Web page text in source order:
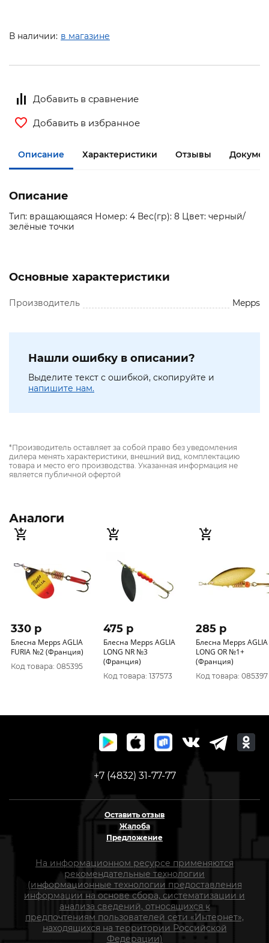
В наличии: в магазине
Добавить в сравнение
Добавить в избранное
Описание Характеристики Отзывы
Описание
Тип: вращающаяся Номер: 4 Вес(гр): 8 Цвет: черный/
зелёные точки
Основные характеристики
Производитель Mepps
Нашли ошибку в описании?
Выделите текст с ошибкой, скопируйте и
напишите нам.
*Производитель оставляет за собой право без уведомления
дилера менять характеристики, внешний вид, комплектацию
товара и место его производства. Указанная информация не
является публичной офертой
Аналоги
330 p
Блесна Mepps AGLIA
FURIA №2 (Франция)
Код товара: 085395
475 p
Блесна Mepps AGLIA
LONG NR №3
(Франция)
Код товара: 137573
285 p
Блесна Mepps AGLIA
LONG OR №1+
(Франция)
Код товара: 085397
+7 (4832) 31-77-77
Оставить отзыв
Жалоба
Предложение
На информационном ресурсе применяются
рекомендательные технологии
(информационные технологии предоставления
информации на основе сбора, систематизации и
анализа сведений, относящихся к
предпочтениям пользователей сети «Интернет»,
находящихся на территории Российской
Федерации)